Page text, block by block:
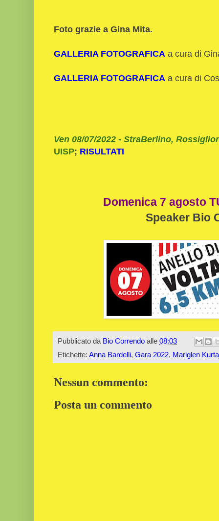
Foto grazie a Gina Mita.
GALLERIA FOTOGRAFICA a cura di
GALLERIA FOTOGRAFICA a cura di
Ven 08/07/2022 - StraBerlino,
UISP; RISULTATI
Domenica 7 agosto
Speaker Bio
Pubblicato da Bio Correndo alle 08:03
Etichette: Anna Bardelli, Gara 2022, Mariglen
Nessun commento:
Posta un commento